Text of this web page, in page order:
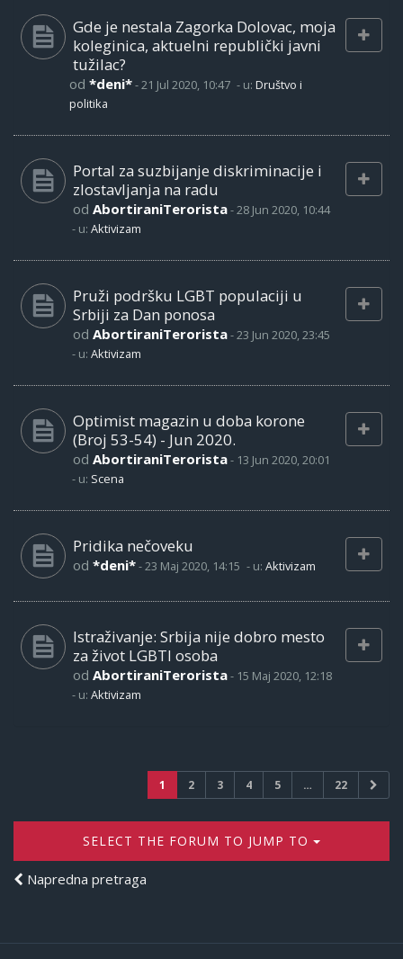
Gde je nestala Zagorka Dolovac, moja
koleginica, aktuelni republički javni
tužilac?
od *deni*-21 Jul 2020, 10:47 - u: Društvo i
politika
Portal za suzbijanje diskriminacije i
zlostavljanja na radu
od AbortiraniTerorista-28 Jun 2020, 10:44
- u: Aktivizam
Pruži podršku LGBT populaciji u
Srbiji za Dan ponosa
od AbortiraniTerorista-23 Jun 2020, 23:45
- u: Aktivizam
Optimist magazin u doba korone
(Broj 53-54) - Jun 2020.
od AbortiraniTerorista- 13 Jun 2020, 20:01
- u: Scena
Pridika nečoveku
od *deni*-23 Maj 2020, 14:15 - u: Aktivizam
Istraživanje: Srbija nije dobro mesto
za život LGBTI osoba
od AbortiraniTerorista- 15 Maj 2020, 12:18
- u: Aktivizam
1 2 3 4 5 … 22
SELECT THE FORUM TO JUMP TO
Napredna pretraga